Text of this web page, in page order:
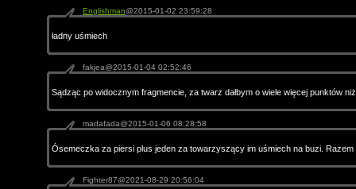
Englishman@2015-01-02 23:59:28
ładny uśmiech
fakjea@2015-01-04 02:52:46
Sądząc po widocznym fragmencie, za twarz dałbym o wiele więcej punktów
madafada@2015-01-06 08:28:58
Ósemeczka za piersi plus jeden za towarzyszący im uśmiech na buzi. Razem
Fighter87@2021-08-29 20:56:04